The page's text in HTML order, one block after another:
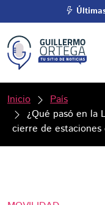
Inicio
País
¿Qué pasó en la
cierre de